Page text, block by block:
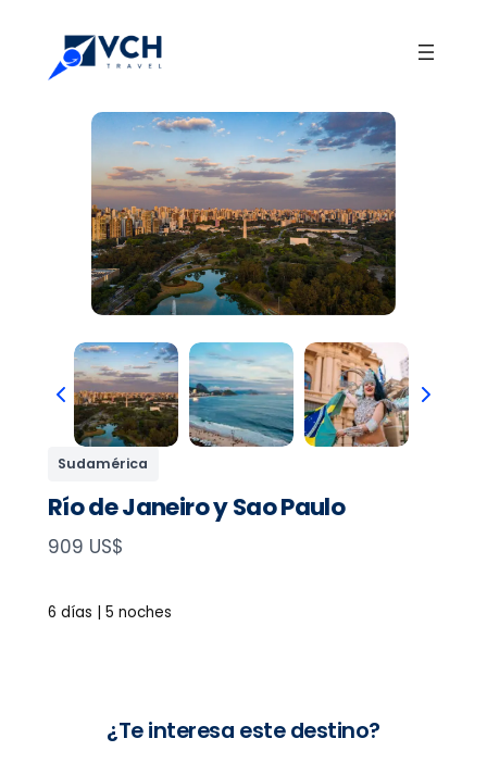
Sudamérica
Río de Janeiro y Sao Paulo
N
w
909 US$
6 días | 5 noches
¿Te interesa este destino?